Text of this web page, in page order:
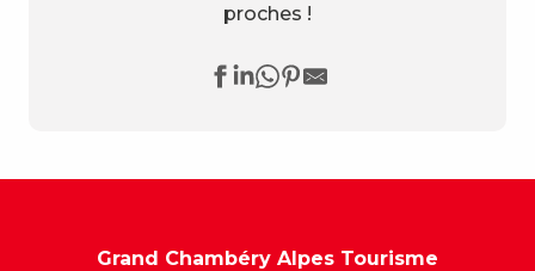
proches !
Grand Chambéry Alpes Tourisme